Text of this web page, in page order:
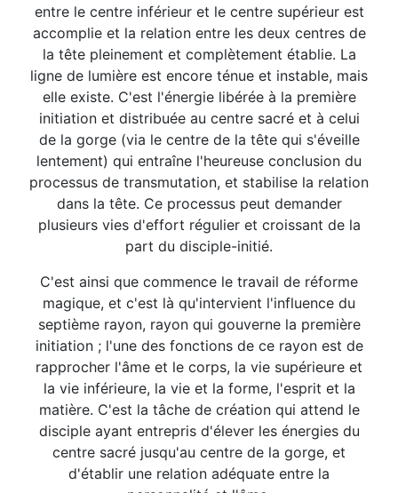
entre le centre inférieur et le centre supérieur est
accomplie et la relation entre les deux centres de
la tête pleinement et complètement établie. La
ligne de lumière est encore ténue et instable, mais
elle existe. C'est l'énergie libérée à la première
initiation et distribuée au centre sacré et à celui
de la gorge (via le centre de la tête qui s'éveille
lentement) qui entraîne l'heureuse conclusion du
processus de transmutation, et stabilise la relation
dans la tête. Ce processus peut demander
plusieurs vies d'effort régulier et croissant de la
part du disciple-initié.
C'est ainsi que commence le travail de réforme
magique, et c'est là qu'intervient l'influence du
septième rayon, rayon qui gouverne la première
initiation ; l'une des fonctions de ce rayon est de
rapprocher l'âme et le corps, la vie supérieure et
la vie inférieure, la vie et la forme, l'esprit et la
matière. C'est la tâche de création qui attend le
disciple ayant entrepris d'élever les énergies du
centre sacré jusqu'au centre de la gorge, et
d'établir une relation adéquate entre la